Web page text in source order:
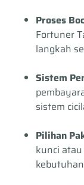
Proses
Fortuner
langkah
Sistem
sistem
Pilihan
kunci